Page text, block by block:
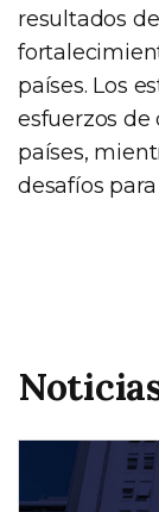
resultados
países. Los
esfuerzos de
países,
desafíos